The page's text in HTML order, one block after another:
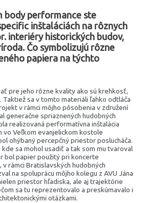
body performance ste
inštaláciách na rôznych
interiéry historických budov,
Čo symbolizujú rôzne
papiera na týchto
pre jeho rôzne kvality ako sú krehkosť,
sa v tomto materiáli ľahko odtláča
v rámci môjho pôsobenia v združení
generačne spriaznených hudobných
realizovaná performatívna inštalácia
vo Veľkom evanjelickom kostole
ohýbaný percepčný priestor poslucháča.
sa mohol usadiť a tak som mu tvaroval
bol papier použitý pri koncerte
rámci Bratislavských hudobných
na spoluprácu môjho kolegu z AVU Jána
priestor hľadiska, ale aj trajektórie
sa tu reprezentovalo a preskúmavalo i
otázkami.